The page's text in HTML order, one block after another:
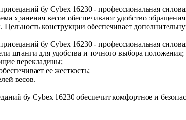
бу Cybex 16230 - профессиональная
хранения весов обеспечивают удобство
конструкции обеспечивает
бу Cybex 16230 - профессиональная
штанги для удобства и точного выбора положения;
перекладины;
ее жесткость;
весов.
бу Cybex 16230 обеспечит комфортное и